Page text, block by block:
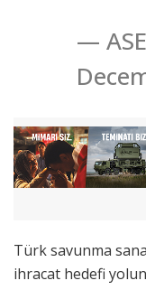
—
Türk savunma
ihracat hedefi